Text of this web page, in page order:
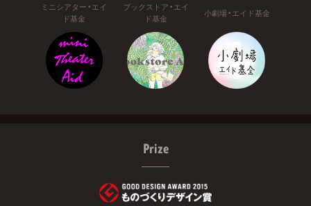
ミニシアター・エイ
ド基金
ブックストア・エイ
ド基金
小劇場・エイド基金
Prize